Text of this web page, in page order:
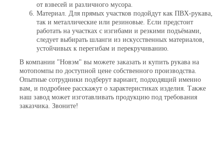
от взвесей и различного мусора.
Материал. Для прямых участков подойдут как ПВХ-рукава,
так и металлические или резиновые. Если предстоит
работать на участках с изгибами и резкими подъёмами,
следует выбирать шланги из искусственных материалов,
устойчивых к перегибам и перекручиванию.
В компании "Новэм" вы можете заказать и купить рукава на
мотопомпы по доступной цене собственного производства.
Опытные сотрудники подберут вариант, подходящий именно
вам, и подробнее расскажут о характеристиках изделия. Также
наш завод может изготавливать продукцию под требования
заказчика. Звоните!